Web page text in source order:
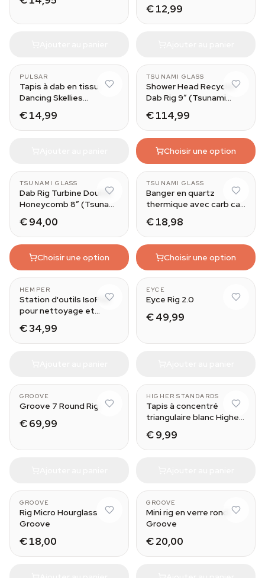
€ 12,99
PULSAR
Tapis à dab en tissu
Dancing Skellies
€ 14,99
TSUNAMI GLASS
Shower Head Recycler
Dab Rig 9″ (Tsunami
€ 114,99
Choisir une option
TSUNAMI GLASS
Dab Rig Turbine Double
Honeycomb 8″ (Tsunami
€ 94,00
Choisir une option
TSUNAMI GLASS
Banger en quartz
thermique avec carb cap
€ 18,98
Choisir une option
HEMPER
Station d'outils IsoPlex
pour nettoyage et
€ 34,99
EYCE
Eyce Rig 2.0
€ 49,99
GROOVE
Groove 7 Round Rig
€ 69,99
HIGHER STANDARDS
Tapis à concentré
triangulaire blanc Higher
€ 9,99
GROOVE
Rig Micro Hourglass
Groove
€ 18,00
GROOVE
Mini rig en verre rond
Groove
€ 20,00